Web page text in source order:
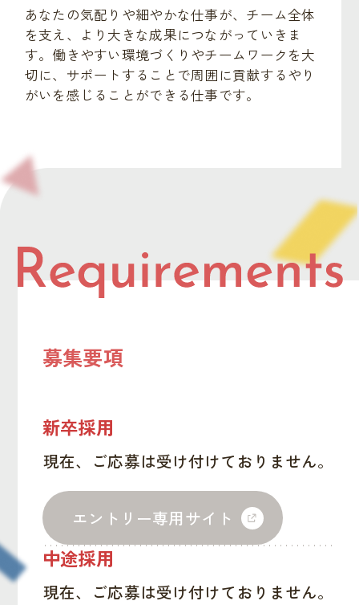
あなたの気配りや細やかな仕事が、チーム全体
を支え、より大きな成果につながっていきま
す。働きやすい環境づくりやチームワークを大
切に、サポートすることで周囲に貢献するやり
がいを感じることができる仕事です。
募集要項
新卒採用
現在、ご応募は受け付けておりません。
エントリー専用サイト
中途採用
現在、ご応募は受け付けておりません。